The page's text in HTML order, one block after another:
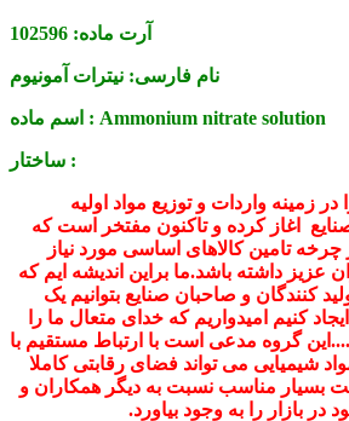
آرت ماده: 102596
نام فارسی: نیترات آمونیوم
اسم ماده : Ammonium nitrate solution
ساختار :
زمینه واردات و توزیع مواد اولیه
اغاز کرده و تاکنون مفتخر است که
تامین کالاهای اساسی مورد نیاز
عزیز داشته باشد.ما براین اندیشه ایم که
کنندگان و صاحبان صنایع بتوانیم یک
کنیم امیدواریم که خدای متعال ما را
گروه مدعی است با ارتباط مستقیم با
شیمیایی می تواند فضای رقابتی کاملا
بسیار مناسب نسبت به دیگر همکاران و
بازار را به وجود بیاورد.